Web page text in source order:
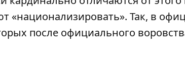
«национализировать». Так, в
после официального